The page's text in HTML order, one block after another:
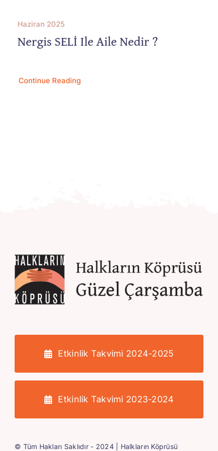
Haziran 2025
Nergis SELİ Ile Aile Nedir ?
Continue Reading
Etkinlik Takvimi 2024-2025
Etkinlik Takvimi 2023-2024
© Tüm Hakları Saklıdır - 2024 | Halkların Köprüsü